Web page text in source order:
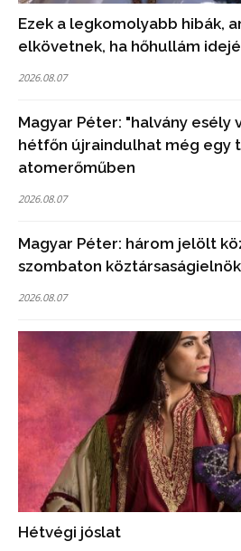
Ezek a legkomolyabb hibák,
elkövetnek, ha hőhullám
2026.08.07
Magyar Péter: "halvány esély
hétfőn újraindulhat még egy
atomerőműben
2026.08.07
Magyar Péter: három jelölt
szombaton
2026.08.07
Hétvégi jóslat